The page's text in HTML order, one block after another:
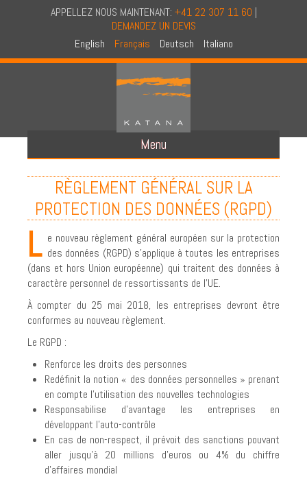
APPELLEZ NOUS MAINTENANT: +41 22 307 11 60 |
DEMANDEZ UN DEVIS
English
Français Deutsch Italiano
Menu
AUDIT EN CONFIDENTIALITE
CERTIFICATION NAID
NOS CAMIONS
PARTENAIRES
RECYCLAGE ET CERTIFICATION
COUVERTURE NATIONALE
COMMENT NOUS TROUVER?
RGPD
RÈGLEMENT GÉNÉRAL SUR LA
PROTECTION DES DONNÉES (RGPD)
L e nouveau règlement général européen sur la protection
des données (RGPD) s’applique à toutes les entreprises
(dans et hors Union européenne) qui traitent des données à
caractère personnel de ressortissants de l’UE.
À compter du 25 mai 2018, les entreprises devront être
conformes au nouveau règlement.
Le RGPD :
Renforce les droits des personnes
Redéfinit la notion « des données personnelles » prenant
en compte l’utilisation des nouvelles technologies
Responsabilise d’avantage les entreprises en
développant l’auto-contrôle
En cas de non-respect, il prévoit des sanctions pouvant
aller jusqu’à 20 millions d’euros ou 4% du chiffre
d’affaires mondial